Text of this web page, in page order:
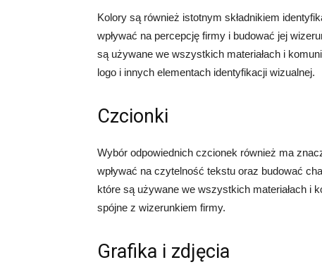
Kolory są również istotnym składnikiem
wpływać na percepcję firmy i budować jej
są używane we wszystkich materiałach i
logo i innych elementach identyfikacji wizualnej.
Czcionki
Wybór odpowiednich czcionek również ma
wpływać na czytelność tekstu oraz budować
które są używane we wszystkich materiałach i
spójne z wizerunkiem firmy.
Grafika i zdjęcia